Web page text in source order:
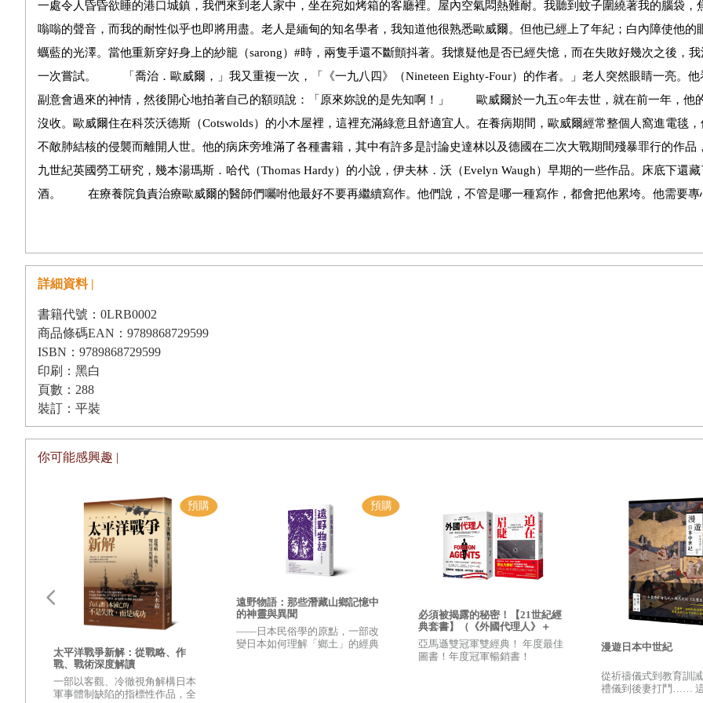
詳細資料 |
書籍代號：0LRB0002
商品條碼EAN：9789868729599
ISBN：9789868729599
印刷：黑白
頁數：288
裝訂：平裝
你可能感興趣 |
太平洋戰爭新解：從戰略、作
戰、戰術深度解讀
一部以客觀、冷徹視角解構日本
軍事體制缺陷的指標性作品，全
遠野物語：那些潛藏山鄉記憶中
的神靈與異聞
——日本民俗學的原點，一部改
變日本如何理解「鄉土」的經典
必須被揭露的秘密！【21世紀經
典套書】（《外國代理人》＋
《迫在眉睫》）
亞馬遜雙冠軍雙經典！ 年度最佳
圖書！年度冠軍暢銷書！
漫遊日本中世紀
從祈禱儀式到教育訓
禮儀到後妻打鬥……